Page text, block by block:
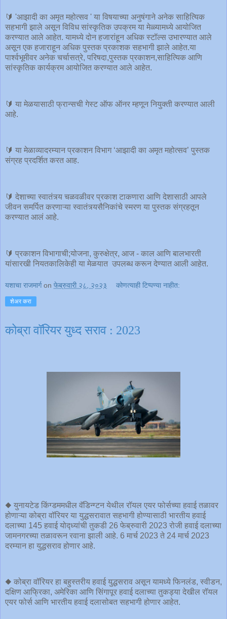
🔰 'आझादी का अमृत महोत्सव ' या विषयाच्या अनुषंगाने अनेक साहित्यिक
सहभागी झाले असून विविध सांस्कृतिक उपक्रम या मेळ्यामध्ये आयोजित
करण्यात आले आहेत. यामध्ये दोन हजारांहून अधिक स्टॉल्स उभारण्यात आले
असून एक हजाराहून अधिक पुस्तक प्रकाशक सहभागी झाले आहेत.या
पार्श्वभूमीवर अनेक चर्चासत्रे, परिषदा,पुस्तक प्रकाशन,साहित्यिक आणि
सांस्कृतिक कार्यक्रम आयोजित करण्यात आले आहेत.
🔰 या मेळयासाठी फ्रान्सची गेस्ट ऑफ ऑनर म्हणून नियुक्ती करण्यात आली
आहे.
🔰 या मेळाव्यादरम्यान प्रकाशन विभाग ‘आझादी का अमृत महोत्सव’ पुस्तक
संग्रह प्रदर्शित करत आह.
🔰 देशाच्या स्वातंत्र्य चळवळीवर प्रकाश टाकणारा आणि देशासाठी आपले
जीवन समर्पित करणाऱ्या स्वातंत्र्यसैनिकांचे स्मरण या पुस्तक संग्रहतून
करण्यात आलं आहे.
🔰 प्रकाशन विभागाची;योजना, कुरुक्षेत्र, आज - काल आणि बालभारती
यांसारखी नियतकालिकेही या मेळयात उपलब्ध करून देण्यात आली आहेत.
यशाचा राजमार्ग on फेब्रुवारी २८, २०२३ कोणत्याही टिप्पण्‍या नाहीत:
शेअर करा
कोब्रा वॉरियर युध्द सराव : 2023
◆ युनायटेड किंग्डममधील वॅडिन्ग्टन येथील रॉयल एयर फोर्सच्या हवाई तळावर
होणाऱ्या कोब्रा वॉरियर या युद्धसरावात सहभागी होण्यासाठी भारतीय हवाई
दलाच्या 145 हवाई योद्ध्यांची तुकडी 26 फेब्रुवारी 2023 रोजी हवाई दलाच्या
जामनगरच्या तळावरून रवाना झाली आहे. 6 मार्च 2023 ते 24 मार्च 2023
दरम्यान हा युद्धसराव होणार आहे.
◆ कोब्रा वॉरियर हा बहुस्तरीय हवाई युद्धसराव असून यामध्ये फिनलंड, स्वीडन,
दक्षिण आफ्रिका, अमेरिका आणि सिंगापूर हवाई दलाच्या तुकड्या देखील रॉयल
एयर फोर्स आणि भारतीय हवाई दलासोबत सहभागी होणार आहेत.